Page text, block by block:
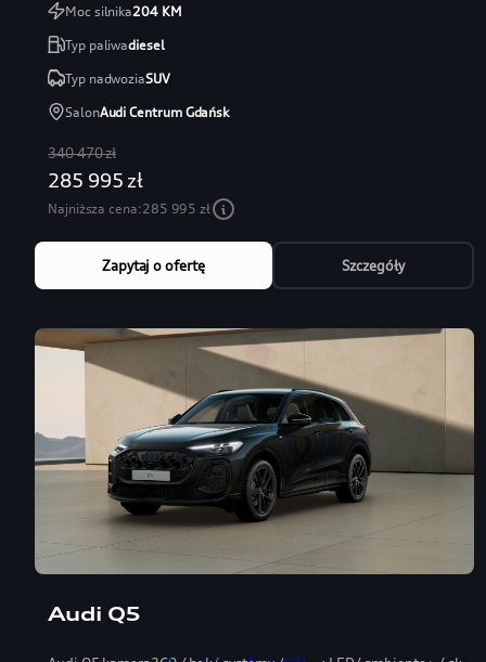
Moc silnika204KM
Typ paliwadiesel
Typ nadwoziaSUV
SalonAudi Centrum Gdańsk
340 470 zł
285 995 zł
Najniższa cena:285 995 zł
Zapytaj o ofertę Szczegóły
Audi Q5